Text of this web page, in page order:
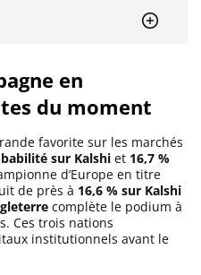
en
du moment
favorite sur les marchés
sur Kalshi et 16,7 %
d’Europe en titre
de près à 16,6 % sur Kalshi
complète le podium à
Ces trois nations
institutionnels avant le